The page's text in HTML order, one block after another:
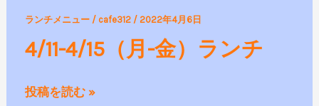
ランチメニュー/ cafe312 / 2022年4月6日
4/11-4/15（月-金）ランチ
4/15（月-
金）
ン
投稿を読む »